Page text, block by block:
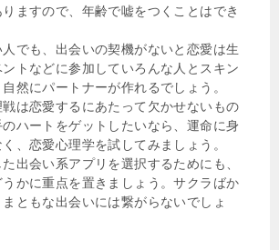
ますので、年齢で嘘をつくことはでき
でも、出会いの契機がないと恋愛は生
トなどに参加していろんな人とスキン
然にパートナーが作れるでしょう。
は恋愛するにあたって欠かせないもの
ハートをゲットしたいなら、運命に身
、恋愛心理学を試してみましょう。
出会い系アプリを選択するためにも、
かに重点を置きましょう。サクラばか
ともな出会いには繋がらないでしょ